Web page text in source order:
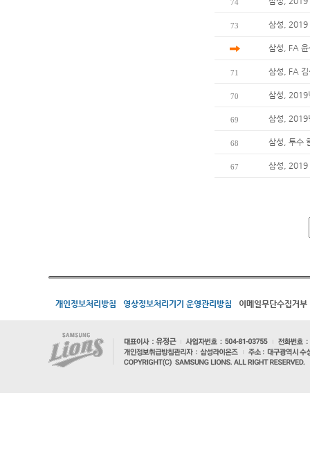
74
73 삼성, 2019
삼성, FA
71 삼성, FA
70 삼성, 2019
69 삼성, 2019
68 삼성, 투수
67 삼성, 2019
개인정보처리방침 영상정보처리기기 운영관리방침 이메일무단수집거부